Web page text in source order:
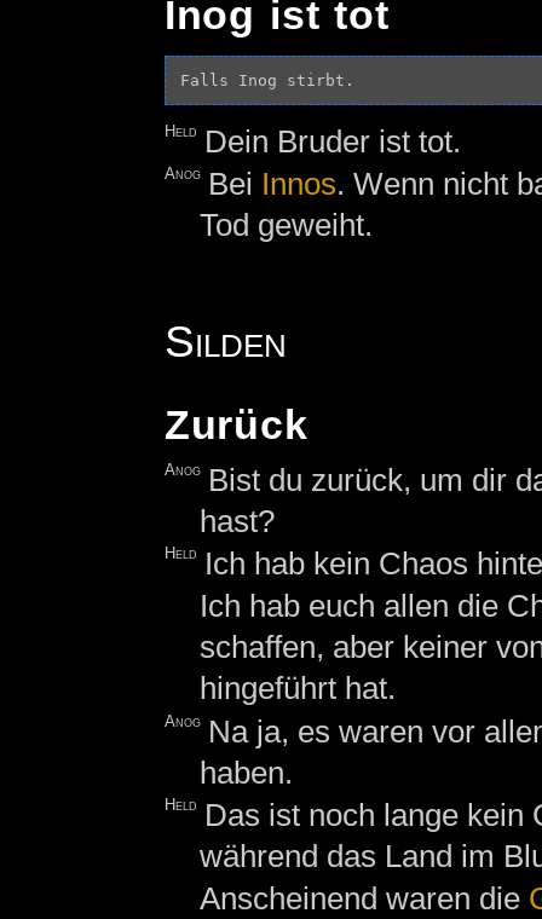
Inog ist tot
Held Dein Bruder ist tot.
Anog Bei Innos. Wenn nicht
Tod geweiht.
Silden
Zurück
Anog Bist du zurück, um dir
hast?
Held
Ich hab kein Chaos
Ich hab euch allen die
schaffen, aber keiner
hingeführt hat.
Anog Na ja, es waren vor
haben.
Held
Das ist noch lange kein
während das Land im
Anscheinend waren die